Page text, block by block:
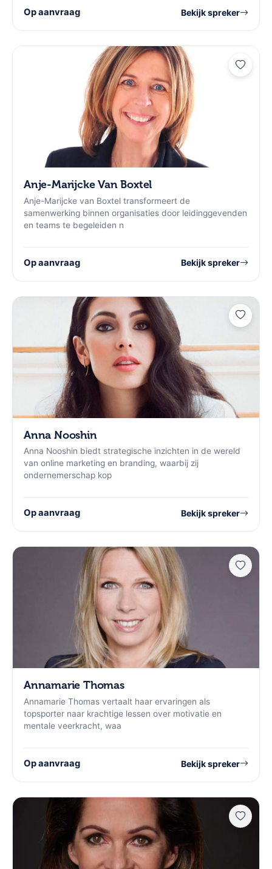
Op aanvraag Bekijk spreker
Anje-Marijcke Van Boxtel
Anje-Marijcke van Boxtel transformeert de
samenwerking binnen organisaties door leidinggevenden
en teams te begeleiden n
Op aanvraag Bekijk spreker
Anna Nooshin
Anna Nooshin biedt strategische inzichten in de wereld
van online marketing en branding, waarbij zij
ondernemerschap kop
Op aanvraag Bekijk spreker
Annamarie Thomas
Annamarie Thomas vertaalt haar ervaringen als
topsporter naar krachtige lessen over motivatie en
mentale veerkracht, waa
Op aanvraag Bekijk spreker